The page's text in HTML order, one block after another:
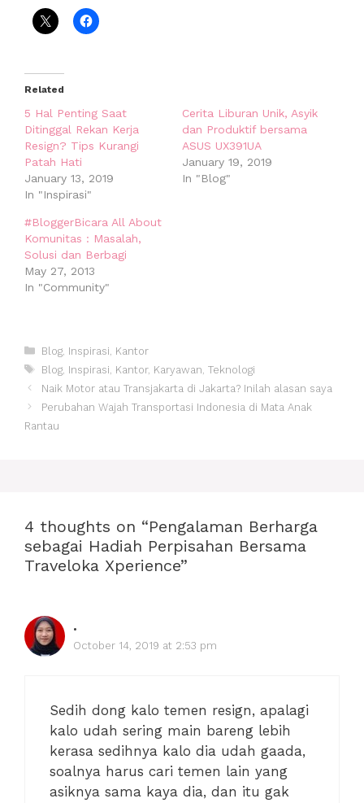
Related
5 Hal Penting Saat
Ditinggal Rekan Kerja
Resign? Tips Kurangi
Patah Hati
January 13, 2019
In "Inspirasi"
Cerita Liburan Unik, Asyik
dan Produktif bersama
ASUS UX391UA
January 19, 2019
In "Blog"
#BloggerBicara All About
Komunitas : Masalah,
Solusi dan Berbagi
May 27, 2013
In "Community"
Categories
Blog, Inspirasi Kantor
Tags
Blog, Inspirasi Kantor, Karyawan Teknologi
Post
navigation
Naik Motor atau Transjakarta di Jakarta? Inilah alasan saya
Perubahan Wajah Transportasi Indonesia di Mata Anak
Rantau
4 thoughts on “Pengalaman Berharga
sebagai Hadiah Perpisahan Bersama
Traveloka Xperience”
.
October 14, 2019 at 2:53 pm
Sedih dong kalo temen resign, apalagi
kalo udah sering main bareng lebih
kerasa sedihnya kalo dia udah gaada,
soalnya harus cari temen lain yang
asiknya sama kaya dia, dan itu gak